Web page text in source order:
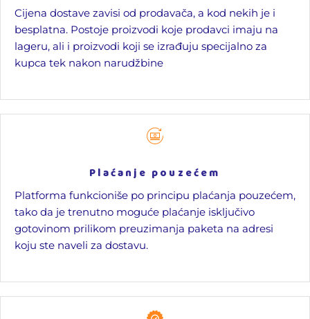
Cijena dostave zavisi od prodavača, a kod nekih je i
besplatna. Postoje proizvodi koje prodavci imaju na
lageru, ali i proizvodi koji se izrađuju specijalno za
kupca tek nakon narudžbine
Plaćanje pouzećem
Platforma funkcioniše po principu plaćanja pouzećem,
tako da je trenutno moguće plaćanje isključivo
gotovinom prilikom preuzimanja paketa na adresi
koju ste naveli za dostavu.